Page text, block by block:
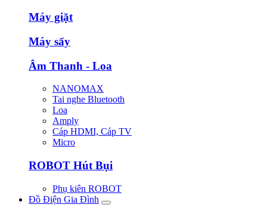
Máy giặt
Máy sấy
Âm Thanh - Loa
NANOMAX
Tai nghe Bluetooth
Loa
Amply
Cáp HDMI, Cáp TV
Micro
ROBOT Hút Bụi
Phụ kiên ROBOT
Đồ Điện Gia Đình